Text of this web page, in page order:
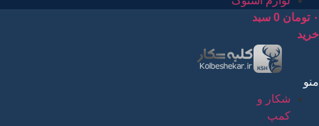
۰ تومان 0 سبد
خرید
منو
شکار و
کمپ